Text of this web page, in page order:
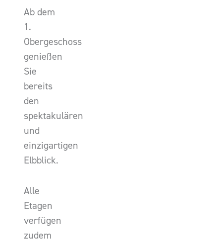
Ab dem
1.
Obergeschoss
genießen
Sie
bereits
den
spektakulären
und
einzigartigen
Elbblick.
Alle
Etagen
verfügen
zudem